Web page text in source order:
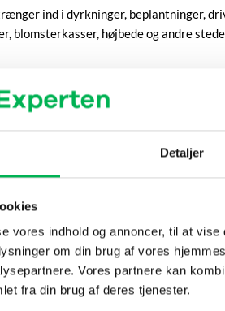
Detaljer
vores indhold og annoncer, til at
om din brug af vores
Vores partnere kan
fra din brug af deres tjenester.
ind i dyrkninger, beplantninger,
højbede og andre
Følg disse trin for bedste resultat:
skader.
langs kanten af et højbed eller rundt
over, og du kan lade det sidde